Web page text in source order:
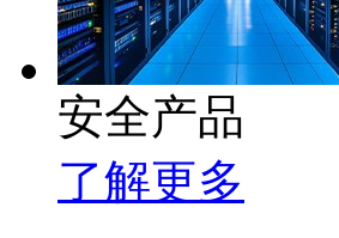
安全产品
了解更多